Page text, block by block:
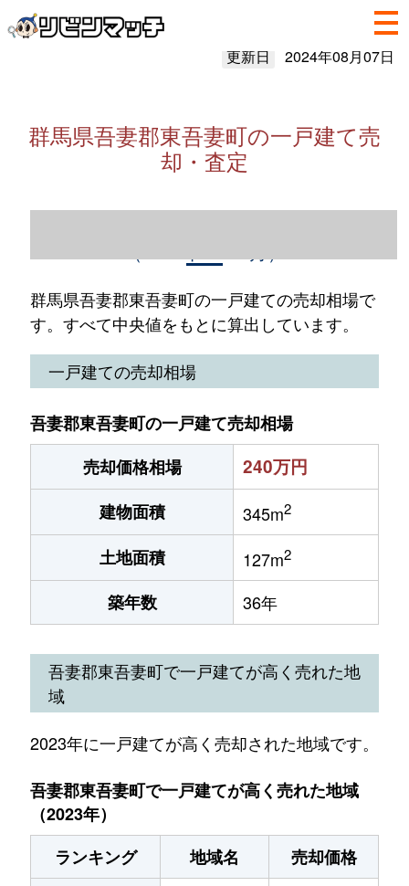
更新日 2024年08月07日
群馬県吾妻郡東吾妻町の一戸建て売
却・査定
群馬県吾妻郡東吾妻町の一戸建ての売却相場で
す。すべて中央値をもとに算出しています。
一戸建ての売却相場
吾妻郡東吾妻町の一戸建て売却相場
売却価格相場
240万円
建物面積 345m2
土地面積 127m2
築年数 36年
吾妻郡東吾妻町で一戸建てが高く売れた地
域
2023年に一戸建てが高く売却された地域です。
吾妻郡東吾妻町で一戸建てが高く売れた地域
（2023年）
ランキング
地域名
売却価格